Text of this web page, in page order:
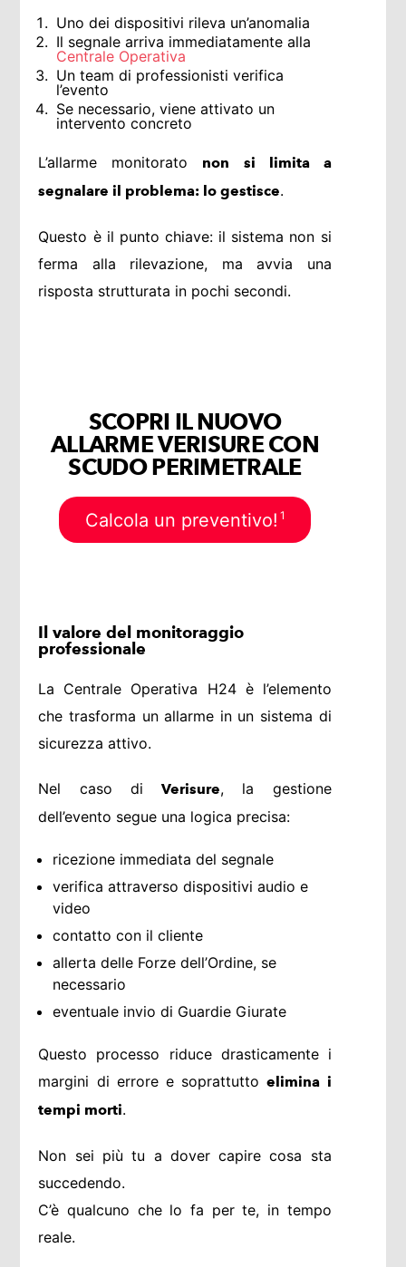
Uno dei dispositivi rileva un’anomalia
Il segnale arriva immediatamente alla
Centrale Operativa
Un team di professionisti verifica
l’evento
Se necessario, viene attivato un
intervento concreto
L’allarme monitorato non si limita a
segnalare il problema: lo gestisce.
Questo è il punto chiave: il sistema non si
ferma alla rilevazione, ma avvia una
risposta strutturata in pochi secondi.
SCOPRI IL NUOVO
ALLARME VERISURE CON
SCUDO PERIMETRALE
Calcola un preventivo! 1
Il valore del monitoraggio
professionale
La Centrale Operativa H24 è l’elemento
che trasforma un allarme in un sistema di
sicurezza attivo.
Nel caso diVerisure, la gestione
dell’evento segue una logica precisa:
ricezione immediata del segnale
verifica attraverso dispositivi audio e
video
contatto con il cliente
allerta delle Forze dell’Ordine, se
necessario
eventuale invio di Guardie Giurate
Questo processo riduce drasticamente i
margini di errore e soprattuttoelimina i
tempi morti.
Non sei più tu a dover capire cosa sta
succedendo.
C’è qualcuno che lo fa per te, in tempo
reale.